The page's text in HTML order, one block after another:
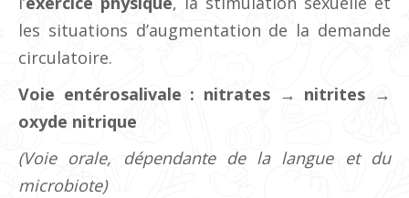
les situations d’augmentation de la demande
circulatoire.
Voie entérosalivale : nitrates → nitrites →
oxyde nitrique
(Voie orale, dépendante de la langue et du
microbiote)